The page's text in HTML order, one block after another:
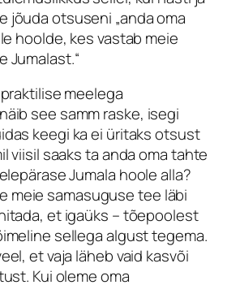
jõuda otsuseni „anda oma
hoolde, kes vastab meie
Jumalast.“
meelega
see samm raske, isegi
keegi ka ei üritaks otsust
viisil saaks ta anda oma tahte
Jumala hoole alla?
meie samasuguse tee läbi
et igaüks – tõepoolest
sellega algust tegema.
et vaja läheb vaid kasvõi
Kui oleme oma